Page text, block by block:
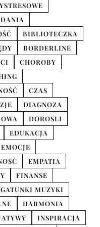
BIBLIOTECZKA
BORDERLINE
CHOROBY
CZAS
DIAGNOZA
DOROSLI
EDUKACJA
EMOCJE
EMPATIA
FINANSE
GATUNKI MUZYKI
HARMONIA
INSPIRACJA